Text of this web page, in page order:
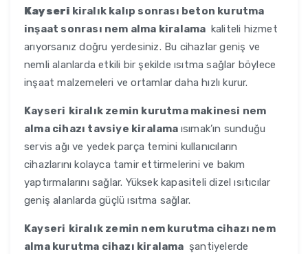
Kayseri kiralık kalıp sonrası beton kurutma
inşaat sonrası nem alma kiralama kaliteli hizmet
arıyorsanız doğru yerdesiniz. Bu cihazlar geniş ve
nemli alanlarda etkili bir şekilde ısıtma sağlar böylece
inşaat malzemeleri ve ortamlar daha hızlı kurur.
Kayseri kiralık zemin kurutma makinesi nem
alma cihazı tavsiye kiralama ısımak’ın sunduğu
servis ağı ve yedek parça temini kullanıcıların
cihazlarını kolayca tamir ettirmelerini ve bakım
yaptırmalarını sağlar. Yüksek kapasiteli dizel ısıtıcılar
geniş alanlarda güçlü ısıtma sağlar.
Kayseri kiralık zemin nem kurutma cihazı nem
alma kurutma cihazı kiralama şantiyelerde